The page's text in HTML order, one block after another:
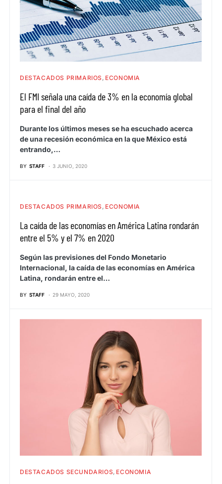
DESTACADOS PRIMARIOS ECONOMIA
El FMI señala una caída de 3% en la economía global
para el final del año
Durante los últimos meses se ha escuchado acerca
de una recesión económica en la que México está
entrando,…
BY STAFF 3 JUNIO, 2020
DESTACADOS PRIMARIOS ECONOMIA
La caída de las economías en América Latina rondarán
entre el 5% y el 7% en 2020
Según las previsiones del Fondo Monetario
Internacional, la caída de las economías en América
Latina, rondarán entre el…
BY STAFF 29 MAYO, 2020
DESTACADOS SECUNDARIOS ECONOMIA